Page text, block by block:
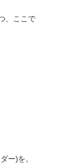
、ここで
ー)を。